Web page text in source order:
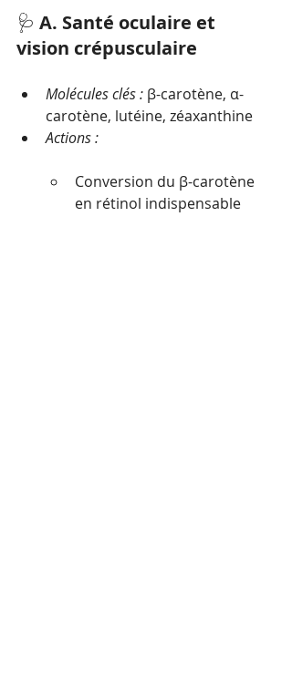
🩺 A. Santé oculaire et
vision crépusculaire
Molécules clés : β-carotène, α-
carotène, lutéine, zéaxanthine
Actions :
Conversion du β-carotène
en rétinol indispensable